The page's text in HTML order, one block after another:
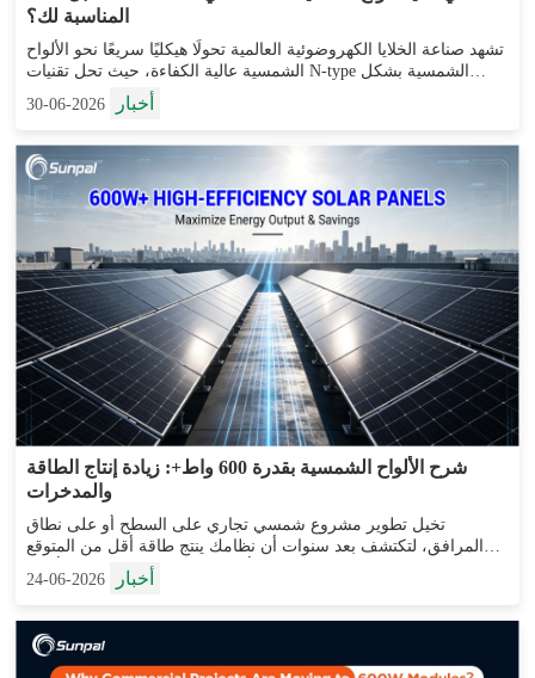
المناسبة لك؟
تشهد صناعة الخلايا الكهروضوئية العالمية تحولًا هيكليًا سريعًا نحو الألواح
الشمسية عالية الكفاءة، حيث تحل تقنيات N-type الشمسية بشكل
متزايد محل تقنية P-type PERC التقليدية في القطاعات السكنية
أخبار 2026-06-30
شرح الألواح الشمسية بقدرة 600 واط+: زيادة إنتاج الطاقة
والمدخرات
تخيل تطوير مشروع شمسي تجاري على السطح أو على نطاق
المرافق، لتكتشف بعد سنوات أن نظامك ينتج طاقة أقل من المتوقع
أخبار 2026-06-24